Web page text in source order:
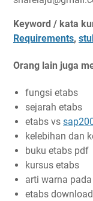
Keyword / kata
Requirements,
Orang lain juga
fungsi etabs
sejarah etabs
etabs vs
kelebihan dan
buku etabs pdf
kursus etabs
arti warna
etabs download